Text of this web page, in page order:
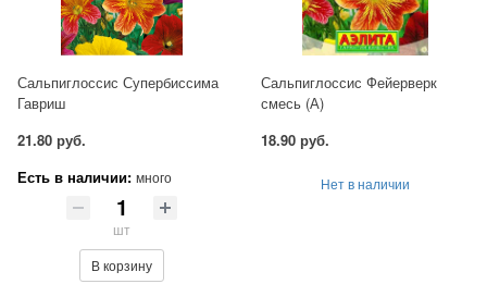
Сальпиглоссис Супербиссима
Гавриш
21.80 руб.
Есть в наличии: много
шт
В корзину
Сальпиглоссис Фейерверк
смесь (А)
18.90 руб.
Нет в наличии